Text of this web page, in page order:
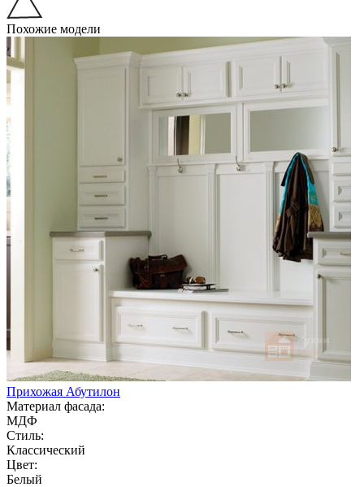
Похожие модели
Прихожая Абутилон
Материал фасада:
МДФ
Стиль:
Классический
Цвет:
Белый